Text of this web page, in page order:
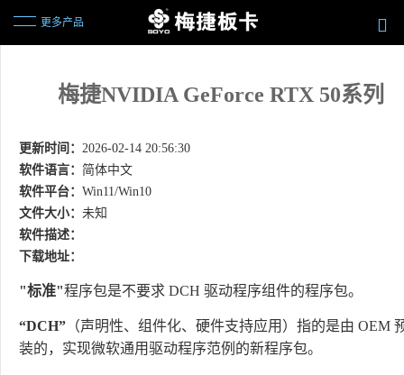
更多产品
梅捷NVIDIA GeForce RTX 50系列
更新时间： 2026-02-14 20:56:30
软件语言： 简体中文
软件平台： Win11/Win10
文件大小： 未知
软件描述：
下载地址：
"标准"程序包是不要求 DCH 驱动程序组件的程序包。
“DCH” （声明性、组件化、硬件支持应用）指的是由 OEM
装的，实现微软通用驱动程序范例的新程序包。